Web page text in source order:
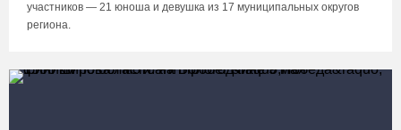
участников — 21 юноша и девушка из 17 муниципальных округов
региона.